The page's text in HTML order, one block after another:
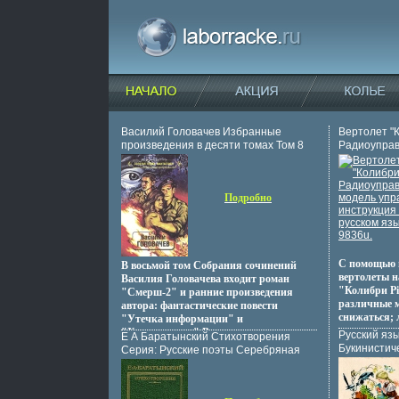
Василий Головачев Избранные
произведения в десяти томах Том 8
Серия: Золотая полка фантастики
инфо 5076p.
Подробно
В восьмой том Собрания сочинений
Василия Головачева входит роман
"Смерш-2" и ранние произведения
автора: фантастические повести
"Утечка информации" и
"Хроновыверт" В романе
действащжювие происходит в наши дни
с теми людьми, которые, казалось бы,
являются обыкновенными нашими
современниками Повести рассказывают
Е А Баратынский Стихотворения
Серия: Русские поэты Серебряная
серия инфо 12608p.
Вертолет
языке
С помощью
вертолеты
"Колибри
различные
снижаться;
месте;
медленнее
в
меньше,
Русский
переплет,